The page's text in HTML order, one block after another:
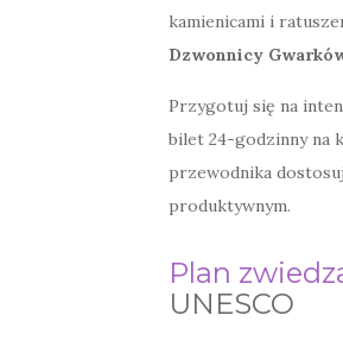
kamienicami i
Dzwonnicy
Przygotuj się na
bilet 24-godzinny na
przewodnika
produktywnym.
Plan
UNESCO